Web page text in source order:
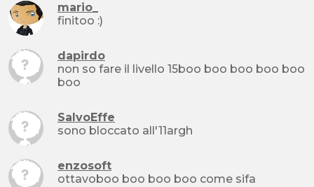
mario_
finitoo :)
dapirdo
non so fare il livello 15boo boo boo boo boo
boo
SalvoEffe
sono bloccato all'11argh
enzosoft
ottavoboo boo boo boo come sifa